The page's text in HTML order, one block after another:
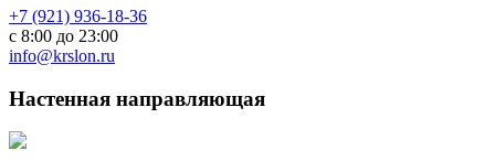
+7 (921) 936-18-36
с 8:00 до 23:00
info@krslon.ru
Настенная направляющая